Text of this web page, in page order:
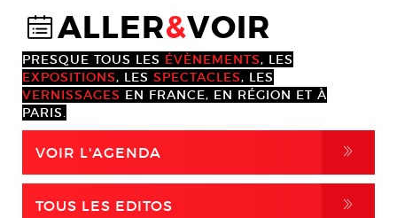
@ALLER&VOIR
PRESQUE TOUS LES ÉVÈNEMENTS, LES
EXPOSITIONS, LES SPECTACLES, LES
VERNISSAGES EN FRANCE, EN RÉGION ET À
PARIS.
VOIR L'AGENDA ,
TOUS LES EDITOS ,